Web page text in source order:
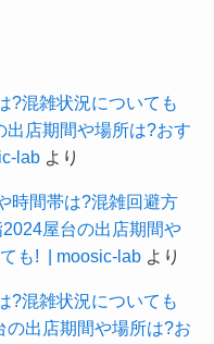
?混雑状況についても
店期間や場所は?おす
labより
時間帯は?混雑回避方
屋台の出店期間や
も! | moosic-labより
?混雑状況についても
出店期間や場所は?お